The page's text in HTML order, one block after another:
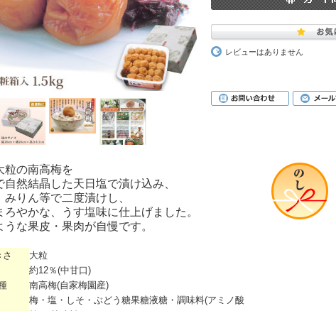
レビューはありません
粒の南高梅を
自然結晶した天日塩で漬け込み、
みりん等で二度漬けし、
ろやかな、うす塩味に仕上げました。
うな果皮・果肉が自慢です。
大粒
約12％(中甘口)
南高梅(自家梅園産)
梅・塩・しそ・ぶどう糖果糖液糖・調味料(アミノ酸